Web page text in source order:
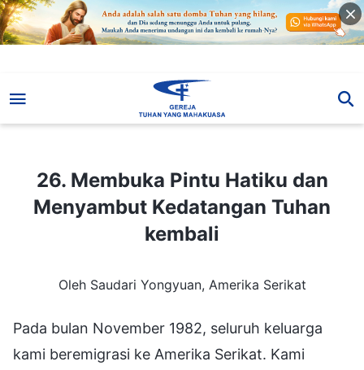
26. Membuka Pintu Hatiku dan
Menyambut Kedatangan Tuhan
kembali
Oleh Saudari Yongyuan, Amerika Serikat
Pada bulan November 1982, seluruh keluarga
kami beremigrasi ke Amerika Serikat. Kami